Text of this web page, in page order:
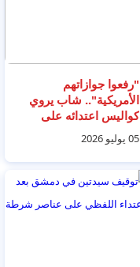
"رفعوا جوازاتهم
الأمريكية".. شاب يروي
كواليس اعتدائه على
عائلة سورية أمريكية
بحمص
05 يوليو 2026